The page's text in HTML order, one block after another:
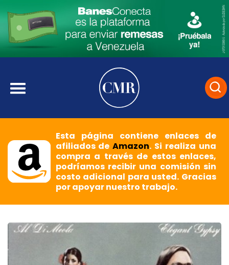
Esta página contiene enlaces de
afiliados deAmazon. Si realiza una
compra a través de estos enlaces,
podríamos recibir una comisión sin
costo adicional para usted. Gracias
por apoyar nuestro trabajo.